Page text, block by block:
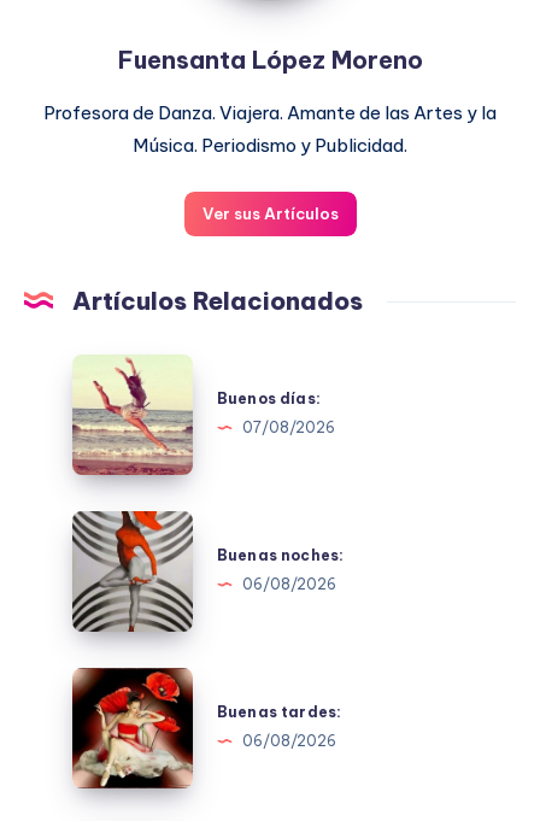
Fuensanta López Moreno
Profesora de Danza. Viajera. Amante de las Artes y la
Música. Periodismo y Publicidad.
Ver sus Artículos
Artículos Relacionados
Buenos
días:
Buenos días:
07/08/2026
Buenas
noches:
Buenas noches:
06/08/2026
Buenas
tardes:
Buenas tardes:
06/08/2026